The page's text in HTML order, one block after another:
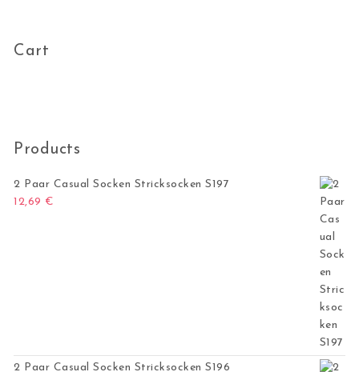
Cart
Products
2 Paar Casual Socken Stricksocken S197
12,69 €
2 Paar Casual Socken Stricksocken S196